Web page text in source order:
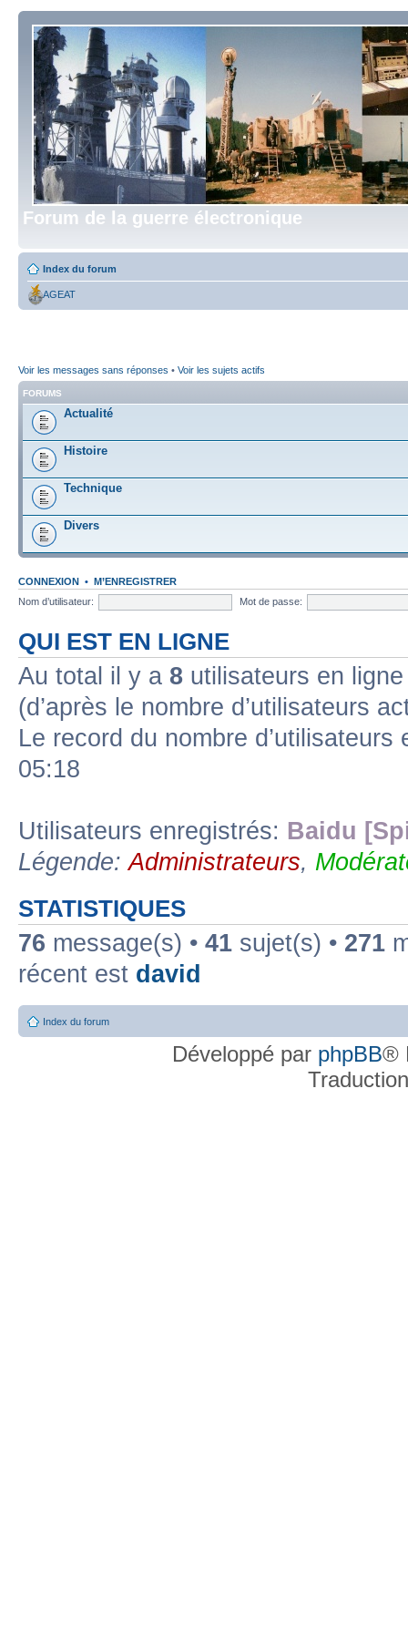
Forum de la guerre électronique
Index du forum
AGEAT
Voir les messages sans réponses • Voir les sujets actifs
FORUMS
Actualité
Histoire
Technique
Divers
CONNEXION • M’ENREGISTRER
Nom d’utilisateur:
Mot de passe:
QUI EST EN LIGNE
Au total il y a 8 utilisateurs en
(d’après le nombre d’utilisateurs
Le record du nombre
05:18
Utilisateurs enregistrés: Baidu
Légende:Administrateurs,
STATISTIQUES
76 message(s) • 41 sujet(s) • 271
récent est david
Index du forum
Développé par phpBB®